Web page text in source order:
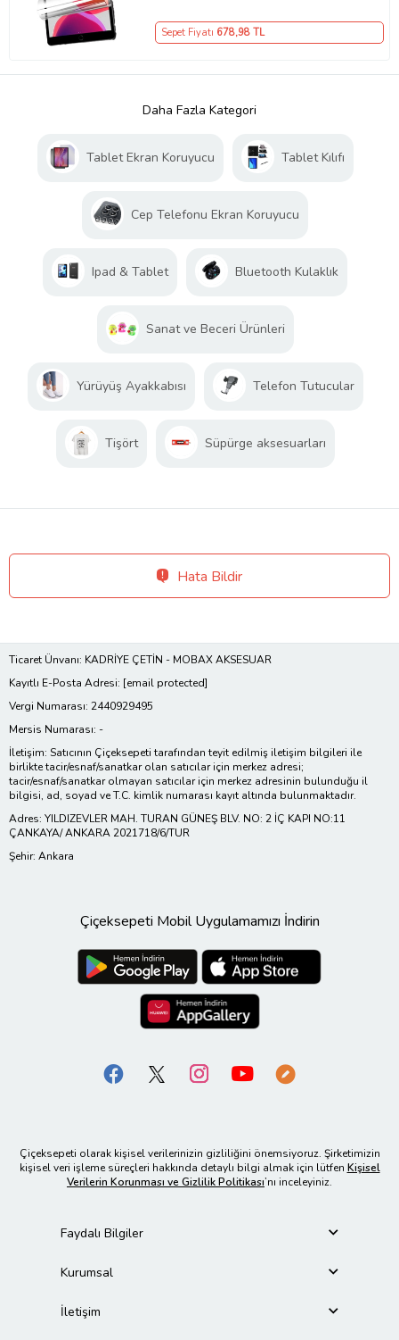
Sepet Fiyatı 678,98 TL
Daha Fazla Kategori
Tablet Ekran Koruyucu Tablet Kılıfı
Cep Telefonu Ekran Koruyucu
Ipad & Tablet Bluetooth Kulaklık
Sanat ve Beceri Ürünleri
Yürüyüş Ayakkabısı Telefon Tutucular
Tişört Süpürge aksesuarları
Hata Bildir
Ticaret Ünvanı: KADRİYE ÇETİN - MOBAX AKSESUAR
Kayıtlı E-Posta Adresi: [email protected]
Vergi Numarası: 2440929495
Mersis Numarası: -
İletişim: Satıcının Çiçeksepeti tarafından teyit edilmiş iletişim bilgileri ile
birlikte tacir/esnaf/sanatkar olan satıcılar için merkez adresi;
tacir/esnaf/sanatkar olmayan satıcılar için merkez adresinin bulunduğu il
bilgisi, ad, soyad ve T.C. kimlik numarası kayıt altında bulunmaktadır.
Adres: YILDIZEVLER MAH. TURAN GÜNEŞ BLV. NO: 2 İÇ KAPI NO:11
ÇANKAYA/ ANKARA 2021718/6/TUR
Şehir: Ankara
Çiçeksepeti Mobil Uygulamamızı İndirin
Çiçeksepeti olarak kişisel verilerinizin gizliliğini önemsiyoruz. Şirketimizin
kişisel veri işleme süreçleri hakkında detaylı bilgi almak için lütfen Kişisel
Verilerin Korunması ve Gizlilik Politikası’nı inceleyiniz.
Faydalı Bilgiler
Kurumsal
İletişim